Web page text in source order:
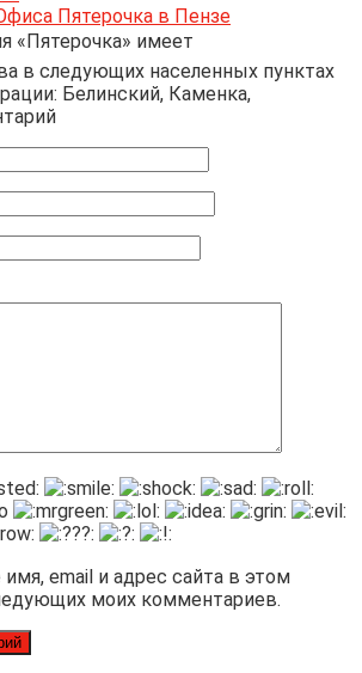
Пятерочка в Пензе
«Пятерочка» имеет
в следующих населенных пунктах
Белинский, Каменка,
email и адрес сайта в этом
моих комментариев.